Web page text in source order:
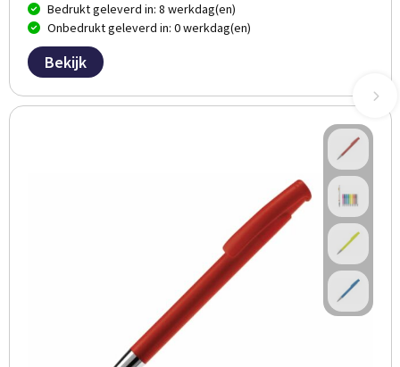
Bedrukt geleverd in: 8 werkdag(en)
Onbedrukt geleverd in: 0 werkdag(en)
Bekijk